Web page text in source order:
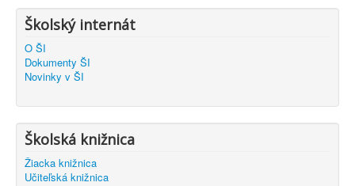
Školský internát
O ŠI
Dokumenty ŠI
Novinky v ŠI
Školská knižnica
Žiacka knižnica
Učiteľská knižnica